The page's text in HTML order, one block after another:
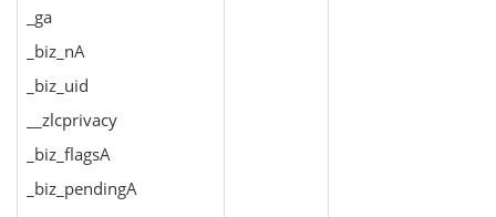
_ga
_biz_nA
_biz_uid
__zlcprivacy
_biz_flagsA
_biz_pendingA